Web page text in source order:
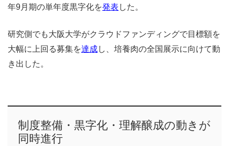
年9月期の単年度黒字化を発表 した。
研究側でも大阪大学がクラウドファンディングで目標額を
大幅に上回る募集を達成し、培養肉の全国展示に向けて動
き出した。
制度整備・黒字化・理解醸成の動きが
同時進行